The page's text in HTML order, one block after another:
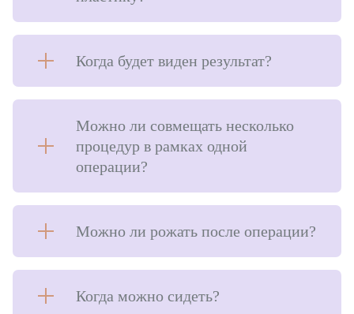
Когда будет виден результат?
Можно ли совмещать несколько
процедур в рамках одной
операции?
Можно ли рожать после операции?
Когда можно сидеть?